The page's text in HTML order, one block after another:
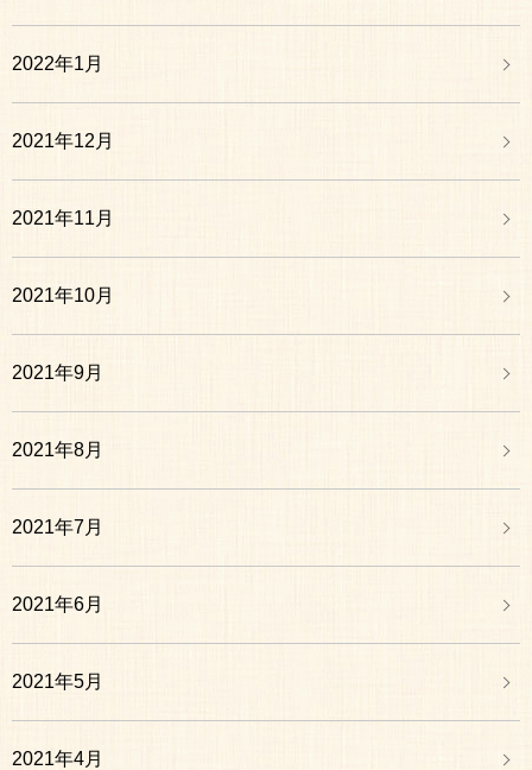
2022年1月
2021年12月
2021年11月
2021年10月
2021年9月
2021年8月
2021年7月
2021年6月
2021年5月
2021年4月